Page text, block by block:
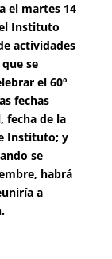
el martes 14
Instituto
actividades
se
el 60º
fechas
fecha de la
Instituto; y
se
habrá
a